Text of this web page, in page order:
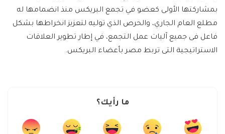
بمشاركتها الأولى كعضو في تجمع البريكس منذ انضمامها له
مطلع العام الجاري، والحرص الذي توليه لتعزيز انخراطها بشكل
فاعل فى جميع آليات عمل التجمع، في إطار تطوير العلاقات
الاستراتيجية التى تربط مصر بأعضاء البريكس.
ما رأيك؟